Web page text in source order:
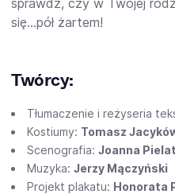
się…pół żartem!
Twórcy:
Tłumaczenie i reżyseria
Kostiumy: Tomasz
Scenografia: Joanna Pielat
Muzyka: Jerzy Mączyński
Projekt plakatu: Honorata